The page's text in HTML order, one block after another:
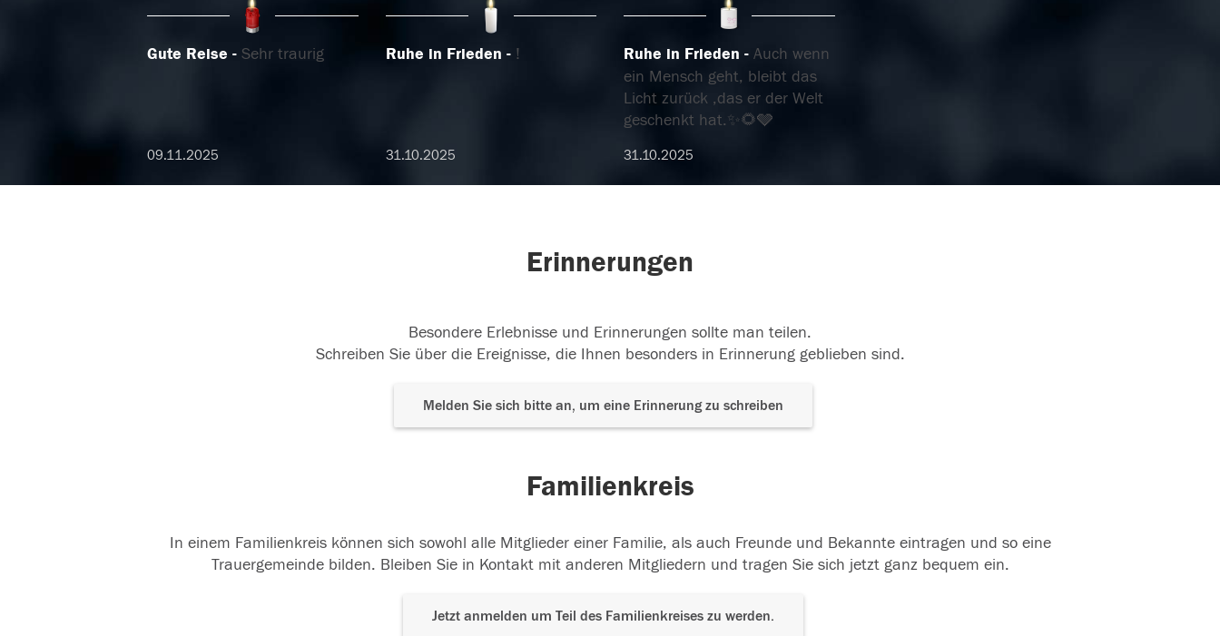
Gute Reise Sehr traurig
09.11.2025
Ruhe in Frieden !
31.10.2025
Ruhe in Frieden
Auch wenn
ein Mensch geht, bleibt das
Licht zurück ,das er der Welt
geschenkt hat.✨🌻🩶
31.10.2025
Erinnerungen
Besondere Erlebnisse und Erinnerungen sollte man teilen.
Schreiben Sie über die Ereignisse, die Ihnen besonders in Erinnerung geblieben sind.
Melden Sie sich bitte an, um eine Erinnerung zu schreiben
Familienkreis
In einem Familienkreis können sich sowohl alle Mitglieder einer Familie, als auch Freunde und Bekannte eintragen und so eine
Trauergemeinde bilden. Bleiben Sie in Kontakt mit anderen Mitgliedern und tragen Sie sich jetzt ganz bequem ein.
Jetzt anmelden um Teil des Familienkreises zu werden.